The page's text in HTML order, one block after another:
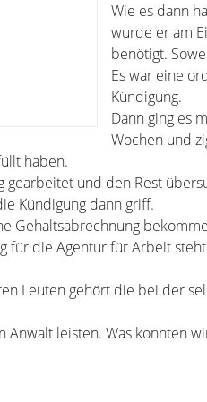
Wie es dann
wurde er am
benötigt.
Es war eine
Kündigung.
Dann ging es
Wochen und
haben.
gearbeitet und den Rest
Kündigung dann griff.
Gehaltsabrechnung
für die Agentur für Arbeit
Leuten gehört die bei der
Anwalt leisten. Was könnten